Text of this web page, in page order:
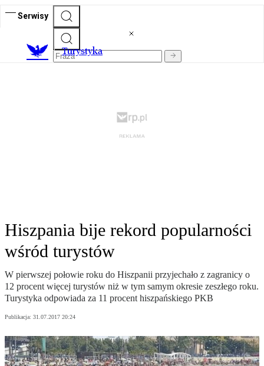
Serwisy
Turystyka
Hiszpania bije rekord popularności
wśród turystów
W pierwszej połowie roku do Hiszpanii przyjechało z zagranicy o
12 procent więcej turystów niż w tym samym okresie zeszłego roku.
Turystyka odpowiada za 11 procent hiszpańskiego PKB
Publikacja: 31.07.2017 20:24